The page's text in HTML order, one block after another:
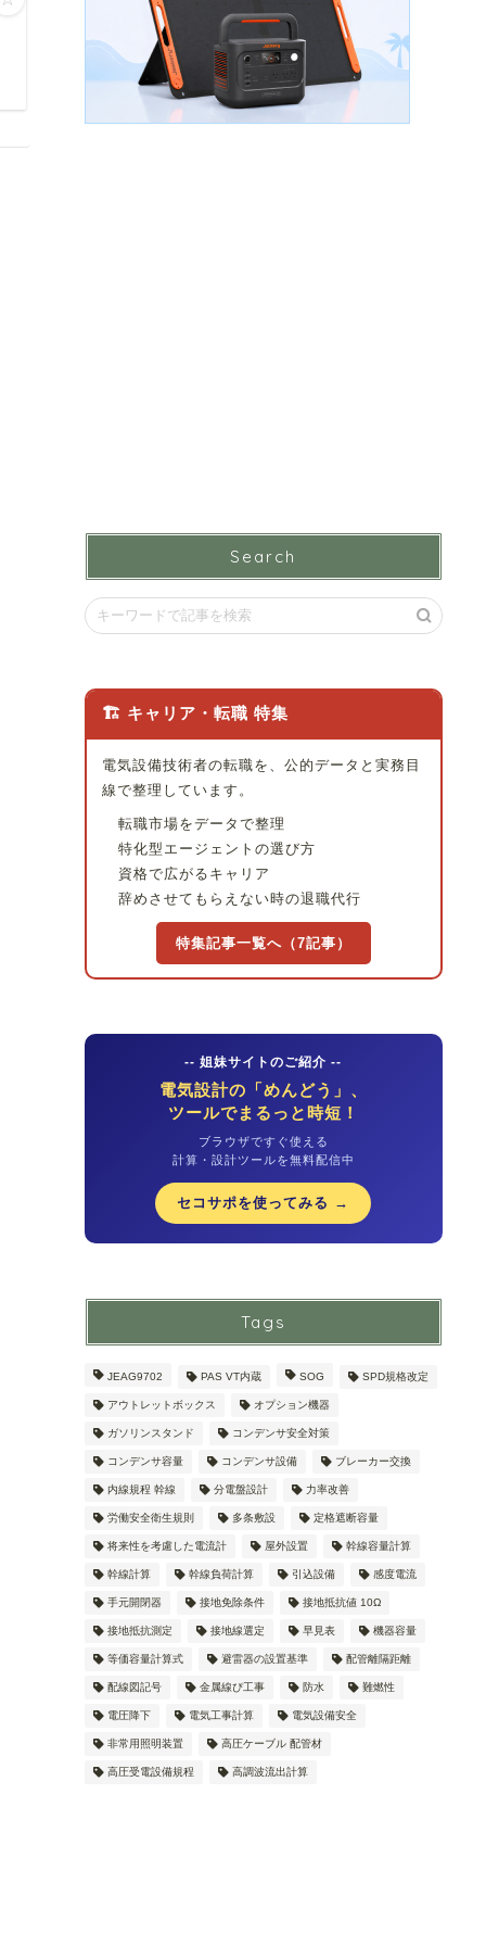
Search
🏗 キャリア・転職 特集
電気設備技術者の転職を、公的データと実務目
線で整理しています。
転職市場をデータで整理
特化型エージェントの選び方
資格で広がるキャリア
辞めさせてもらえない時の退職代行
特集記事一覧へ（7記事）
-- 姐妹サイトのご紹介 --
電気設計の「めんどう」、
ツールでまるっと時短！
ブラウザですぐ使える
計算・設計ツールを無料配信中
セコサポを使ってみる →
Tags
JEAG9702 PAS VT内蔵 SOG SPD規格改定
アウトレットボックス オプション機器
ガソリンスタンド コンデンサ安全対策
コンデンサ容量 コンデンサ設備 ブレーカー交換
内線規程 幹線 分電盤設計 力率改善
労働安全衛生規則 多条敷設 定格遮断容量
将来性を考慮した電流計 屋外設置 幹線容量計算
幹線計算 幹線負荷計算 引込設備 感度電流
手元開閉器 接地免除条件 接地抵抗値 10Ω
接地抵抗測定 接地線選定 早見表 機器容量
等価容量計算式 避雷器の設置基準 配管離隔距離
配線図記号 金属線ぴ工事 防水 難燃性
電圧降下 電気工事計算 電気設備安全
非常用照明装置 高圧ケーブル 配管材
高圧受電設備規程 高調波流出計算